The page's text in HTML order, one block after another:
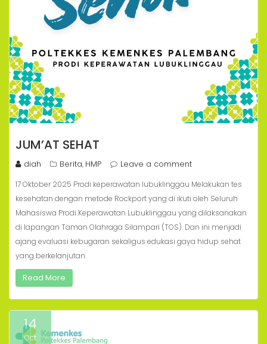
JUM’AT SEHAT
diah Berita, HMP Leave a comment
17 Oktober 2025 Prodi keperawatan lubuklinggau Melakukan tes
kesehatan dengan metode Rockport yang di ikuti oleh Seluruh
Mahasiswa Prodi Keperawatan Lubuklinggau yang dilaksanakan
di lapangan Taman Olahraga Silampari (TOS). Dan ini menjadi
ajang evaluasi kebugaran sekaligus edukasi gaya hidup sehat
yang berkelanjutan.
Read More
14
Oct